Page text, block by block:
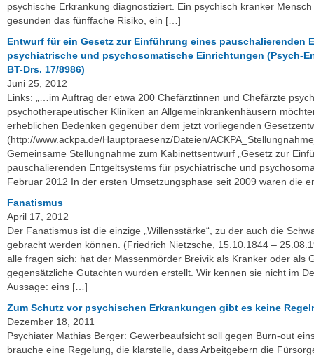
psychische Erkrankung diagnostiziert. Ein psychisch kranker
gesunden das fünffache Risiko, ein […]
Entwurf für ein Gesetz zur Einführung eines pauschalierenden
psychiatrische und psychosomatische Einrichtungen (Psych-
BT-Drs. 17/8986)
Juni 25, 2012
Links: „…im Auftrag der etwa 200 Chefärztinnen und Chefärzte
psychotherapeutischer Kliniken an Allgemeinkrankenhäusern
erheblichen Bedenken gegenüber dem jetzt vorliegenden
(http://www.ackpa.de/Hauptpraesenz/Dateien/
Gemeinsame Stellungnahme zum Kabinettsentwurf „Gesetz zur
pauschalierenden Entgeltsystems für psychiatrische und
Februar 2012 In der ersten Umsetzungsphase seit 2009 waren die
Fanatismus
April 17, 2012
Der Fanatismus ist die einzige „Willensstärke“, zu der auch die
gebracht werden können. (Friedrich Nietzsche, 15.10.1844 –
alle fragen sich: hat der Massenmörder Breivik als Kranker oder als
gegensätzliche Gutachten wurden erstellt. Wir kennen sie nicht im
Aussage: eins […]
Zum Schutz vor psychischen Erkrankungen gibt es keine
Dezember 18, 2011
Psychiater Mathias Berger: Gewerbeaufsicht soll gegen Burn-out
brauche eine Regelung, die klarstelle, dass Arbeitgebern die